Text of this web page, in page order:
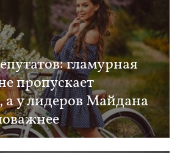
гламурная
пропускает
а у лидеров Майдана